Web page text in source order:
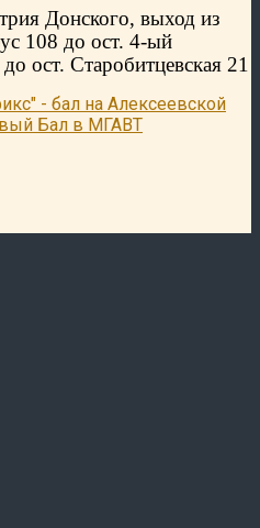
Донского, выход из
108 до ост. 4-ый
ост. Старобитцевская 21
- бал на Алексеевской
Бал в МГАВТ